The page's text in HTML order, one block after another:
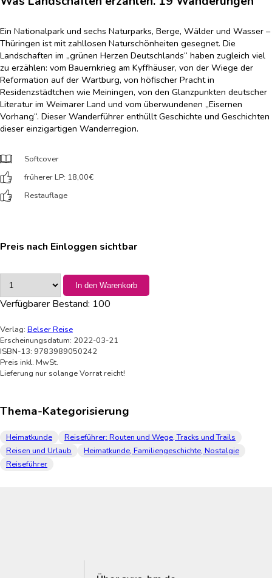
Ein Nationalpark und sechs Naturparks, Berge, Wälder und Wasser –
Thüringen ist mit zahllosen Naturschönheiten gesegnet. Die
Landschaften im „grünen Herzen Deutschlands“ haben zugleich viel
zu erzählen: vom Bauernkrieg am Kyffhäuser, von der Wiege der
Reformation auf der Wartburg, von höfischer Pracht in
Residenzstädtchen wie Meiningen, von den Glanzpunkten deutscher
Literatur im Weimarer Land und vom überwundenen „Eisernen
Vorhang“. Dieser Wanderführer enthüllt Geschichte und Geschichten
dieser einzigartigen Wanderregion.
Softcover
früherer LP: 18,00€
Restauflage
Preis nach Einloggen sichtbar
In den Warenkorb
Verfügbarer Bestand: 100
Verlag: Belser Reise
Erscheinungsdatum: 2022-03-21
ISBN-13: 9783989050242
Preis inkl. MwSt.
Lieferung nur solange Vorrat reicht!
Thema-Kategorisierung
Heimatkunde
Reiseführer: Routen und Wege, Tracks und Trails
Reisen und Urlaub
Heimatkunde, Familiengeschichte, Nostalgie
Reiseführer